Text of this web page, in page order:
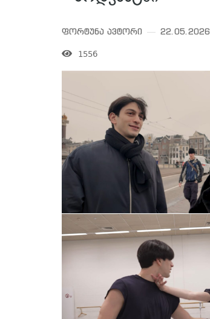
ფორტუნა ავტორი 22.05.2026
1556